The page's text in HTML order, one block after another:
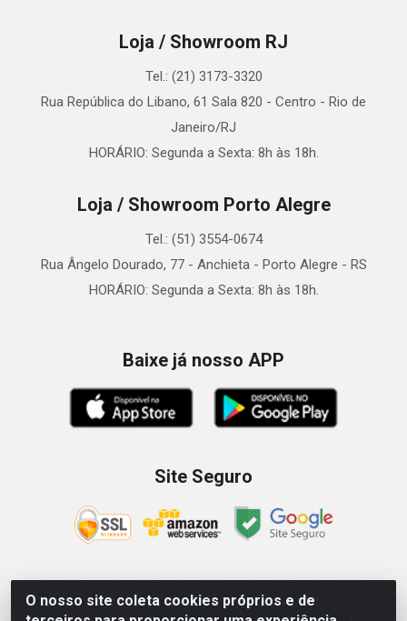
O nosso site coleta cookies próprios e de
Loja / Showroom RJ
Tel.: (21) 3173-3320
Rua República do Libano, 61 Sala 820 - Centro - Rio de
Janeiro/RJ
HORÁRIO: Segunda a Sexta: 8h às 18h.
Loja / Showroom Porto Alegre
Tel.: (51) 3554-0674
Rua Ângelo Dourado, 77 - Anchieta - Porto Alegre - RS
HORÁRIO: Segunda a Sexta: 8h às 18h.
Baixe já nosso APP
Site Seguro
Zein Importação e Comércio LTDA - Av. Senador Queiróz, 274